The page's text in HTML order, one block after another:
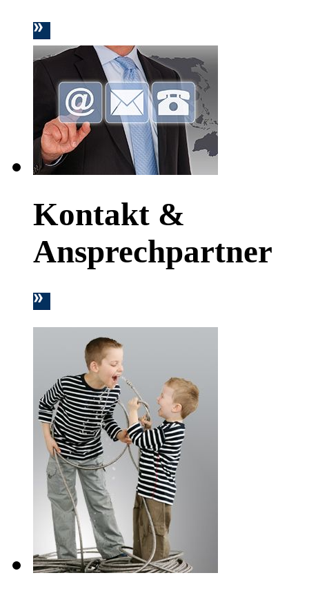
Kontakt &
Ansprechpartner